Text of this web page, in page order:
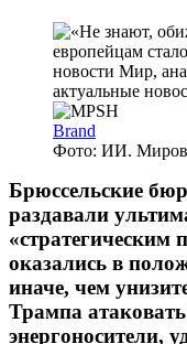
Brand
Фото: ИИ.
Брюссельские
раздавали
«стратегическим
оказались в
иначе, чем
Трампа
энергоносители,